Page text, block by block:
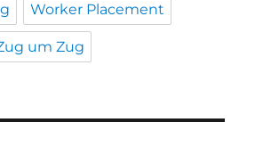
Worker Placement
um Zug